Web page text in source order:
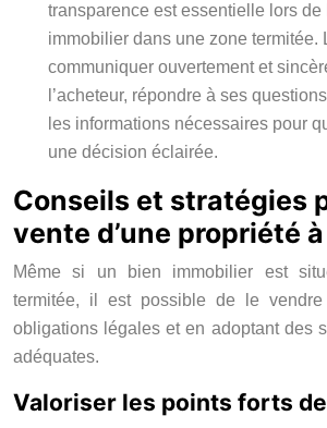
transparence est essentielle lors de
immobilier dans une zone termitée.
communiquer ouvertement et
l’acheteur, répondre à ses
les informations nécessaires pour
une décision éclairée.
Conseils et stratégies
vente d’une propriété
Même si un bien immobilier est
termitée, il est possible de le
obligations légales et en adoptant des
adéquates.
Valoriser les points forts